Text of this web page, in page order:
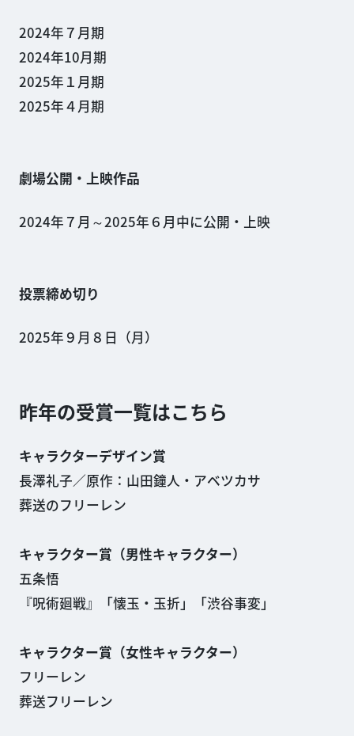
2024年７月期
2024年10月期
2025年１月期
2025年４月期
劇場公開・上映作品
2024年７月～2025年６月中に公開・上映
投票締め切り
2025年９月８日（月）
昨年の受賞一覧はこちら
キャラクターデザイン賞​
長澤礼子／原作：山田鐘人・アベツカサ
葬送のフリーレン
キャラクター賞（男性キャラクター）
五条悟
『呪術廻戦』「懐玉・玉折」「渋谷事変」
キャラクター賞（女性キャラクター）
フリーレン
葬送フリーレン